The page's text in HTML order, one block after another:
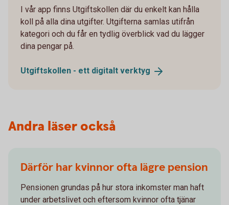
I vår app finns Utgiftskollen där du enkelt kan hålla
koll på alla dina utgifter. Utgifterna samlas utifrån
kategori och du får en tydlig överblick vad du lägger
dina pengar på.
Utgiftskollen - ett digitalt verktyg
Andra läser också
Därför har kvinnor ofta lägre pension
Pensionen grundas på hur stora inkomster man haft
under arbetslivet och eftersom kvinnor ofta tjänar